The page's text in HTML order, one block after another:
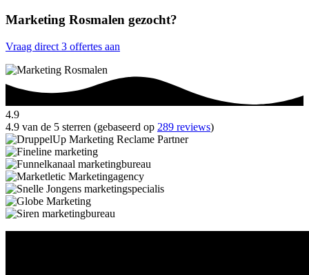
Marketing Rosmalen gezocht?
Vraag direct 3 offertes aan
4.9
4.9 van de 5 sterren (gebaseerd op 289 reviews)